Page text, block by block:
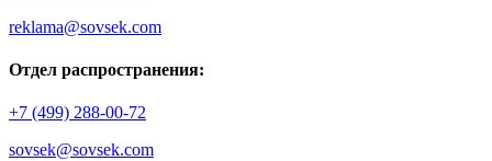
reklama@sovsek.com
Отдел распространения:
+7 (499) 288-00-72
sovsek@sovsek.com